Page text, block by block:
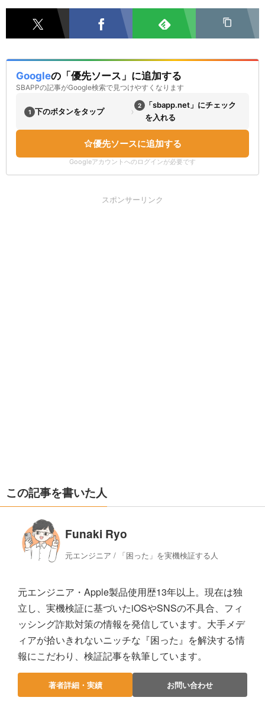
Googleの「優先ソース」に追加する
SBAPPの記事がGoogle検索で見つけやすくなります
1 下のボタンをタップ › 2
「sbapp.net」にチェック
を入れる
優先ソースに追加する
Googleアカウントへのログインが必要です
スポンサーリンク
この記事を書いた人
Funaki Ryo
元エンジニア / 「困った」を実機検証する人
元エンジニア・Apple製品使用歴13年以上。現在は独
立し、実機検証に基づいたiOSやSNSの不具合、フィ
ッシング詐欺対策の情報を発信しています。大手メデ
ィアが拾いきれないニッチな『困った』を解決する情
報にこだわり、検証記事を執筆しています。
著者詳細・実績 お問い合わせ